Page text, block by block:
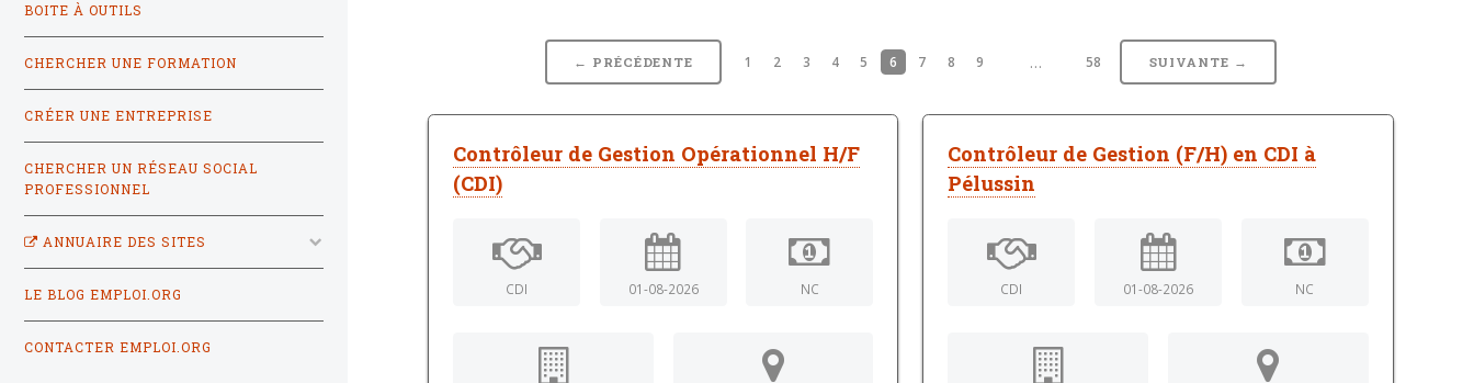
← PRÉCÉDENTE 1 2 3 4 5 6 7 8 9 … 58 SUIVANTE →
Contrôleur de Gestion Opérationnel H/F
(CDI)
CDI 01-08-2026 NC
Contrôleur de Gestion (F/H) en CDI à
Pélussin
CDI 01-08-2026 NC
BOITE À OUTILS
CHERCHER UNE FORMATION
CRÉER UNE ENTREPRISE
CHERCHER UN RÉSEAU SOCIAL
PROFESSIONNEL
ANNUAIRE DES SITES
LE BLOG EMPLOI.ORG
CONTACTER EMPLOI.ORG